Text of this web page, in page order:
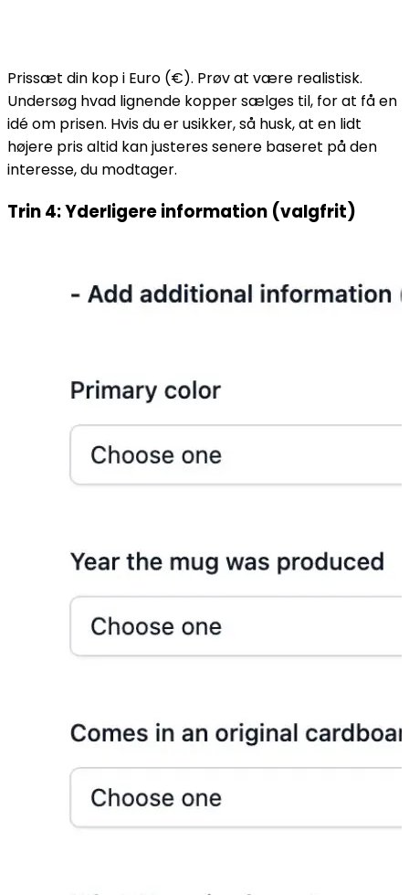
Prissæt din kop i Euro (€). Prøv at være realistisk.
Undersøg hvad lignende kopper sælges til, for at få en
idé om prisen. Hvis du er usikker, så husk, at en lidt
højere pris altid kan justeres senere baseret på den
interesse, du modtager.
Trin 4: Yderligere information (valgfrit)